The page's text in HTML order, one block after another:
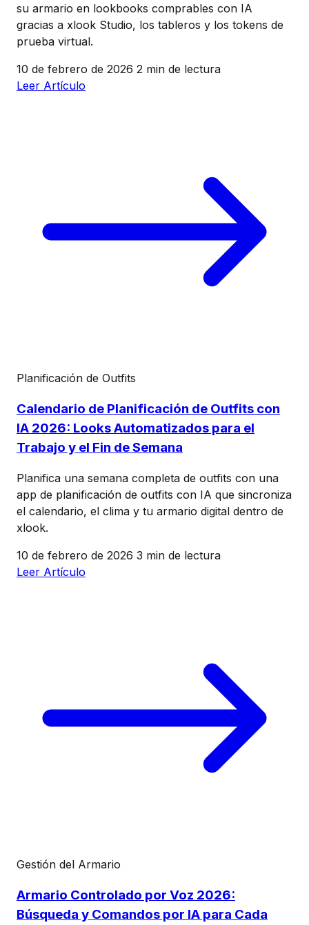
su armario en lookbooks comprables con IA
gracias a xlook Studio, los tableros y los tokens de
prueba virtual.
10 de febrero de 2026 2 min de lectura
Leer Artículo
Planificación de Outfits
Calendario de Planificación de Outfits con
IA 2026: Looks Automatizados para el
Trabajo y el Fin de Semana
Planifica una semana completa de outfits con una
app de planificación de outfits con IA que sincroniza
el calendario, el clima y tu armario digital dentro de
xlook.
10 de febrero de 2026 3 min de lectura
Leer Artículo
Gestión del Armario
Armario Controlado por Voz 2026:
Búsqueda y Comandos por IA para Cada